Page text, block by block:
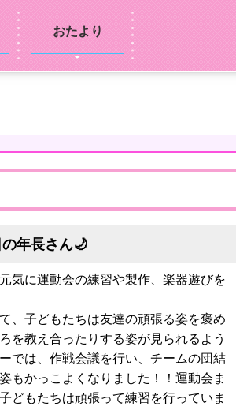
おたより
年長さん🌙
気に運動会の練習や製作、楽器遊びを
、子どもたちは友達の頑張る姿を褒め
を教え合ったりする姿が見られるよう
では、作戦会議を行い、チームの団結
もかっこよくなりました！！運動会ま
どもたちは頑張って練習を行っていま